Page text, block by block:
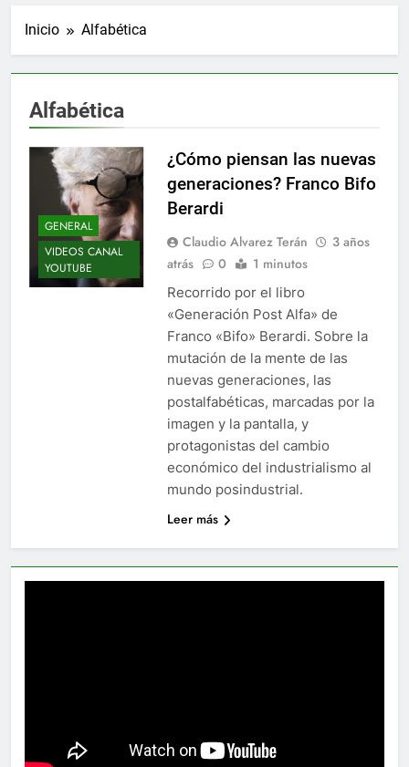
Inicio Alfabética
Alfabética
GENERAL
VIDEOS CANAL
YOUTUBE
¿Cómo piensan las nuevas
generaciones? Franco Bifo
Berardi
Claudio Alvarez Terán
3 años
atrás
0 1 minutos
Recorrido por el libro
«Generación Post Alfa» de
Franco «Bifo» Berardi. Sobre la
mutación de la mente de las
nuevas generaciones, las
postalfabéticas, marcadas por la
imagen y la pantalla, y
protagonistas del cambio
económico del industrialismo al
mundo posindustrial.
Leer más